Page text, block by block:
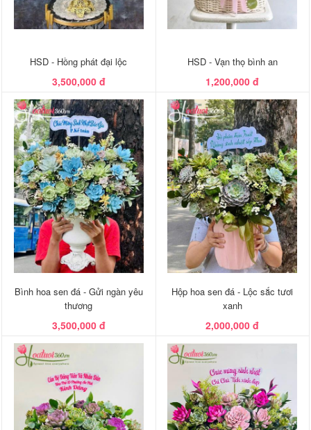
HSD - Hồng phát đại lộc
3,500,000 đ
HSD - Vạn thọ bình an
1,200,000 đ
Bình hoa sen đá - Gửi ngàn yêu
thương
3,500,000 đ
Hộp hoa sen đá - Lộc sắc tươi
xanh
2,000,000 đ